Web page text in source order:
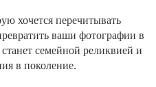
хочется перечитывать
ваши фотографии в
семейной реликвией и
в поколение.